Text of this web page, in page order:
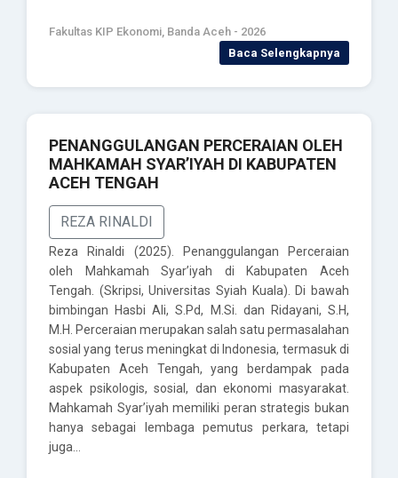
Fakultas KIP Ekonomi, Banda Aceh - 2026
Baca Selengkapnya
PENANGGULANGAN PERCERAIAN OLEH
MAHKAMAH SYAR’IYAH DI KABUPATEN
ACEH TENGAH
REZA RINALDI
Reza Rinaldi (2025). Penanggulangan Perceraian
oleh Mahkamah Syar’iyah di Kabupaten Aceh
Tengah. (Skripsi, Universitas Syiah Kuala). Di bawah
bimbingan Hasbi Ali, S.Pd, M.Si. dan Ridayani, S.H,
M.H. Perceraian merupakan salah satu permasalahan
sosial yang terus meningkat di Indonesia, termasuk di
Kabupaten Aceh Tengah, yang berdampak pada
aspek psikologis, sosial, dan ekonomi masyarakat.
Mahkamah Syar’iyah memiliki peran strategis bukan
hanya sebagai lembaga pemutus perkara, tetapi
juga…